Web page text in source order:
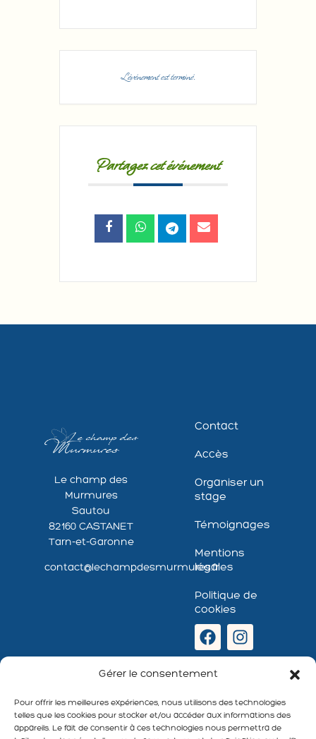
Gérer le consentement
Pour offrir les meilleures expériences, nous utilisons des technologies
telles que les cookies pour stocker et/ou accéder aux informations des
appareils. Le fait de consentir à ces technologies nous permettra de
L'événement est terminé.
Partagez cet événement
Le champ des
Murmures
Sautou
82160 CASTANET
Tarn-et-Garonne
contact@lechampdesmurmures.fr
Contact
Accès
Organiser un
stage
Témoignages
Mentions
légales
Politique de
cookies